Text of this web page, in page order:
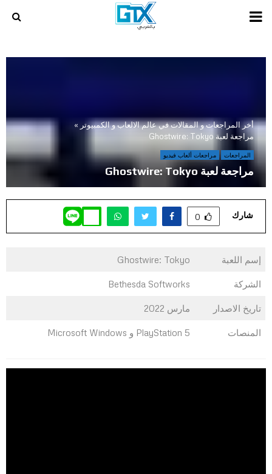
PRIMARY
أخر المراجعات و المقالات في عالم الالعاب و الكمبيوتر »
مراجعة لعبة Ghostwire: Tokyo
المراجعات مراجعات ألعاب فيديو
مراجعة لعبة Ghostwire: Tokyo
شارك 0
إسم اللعبة Ghostwire: Tokyo
الشركة Bethesda Softworks
تاريخ الاصدار مارس 2022
المنصات PlayStation 5 و Microsoft Windows